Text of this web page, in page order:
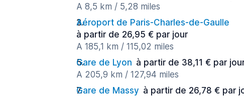
A 8,5 km / 5,28 miles
Aéroport de Paris-Charles-de-Gaulle
à partir de 26,95 € par jour
A 185,1 km / 115,02 miles
Gare de Lyon à partir de 38,11 € par
A 205,9 km / 127,94 miles
Gare de Massy à partir de 26,78 € par